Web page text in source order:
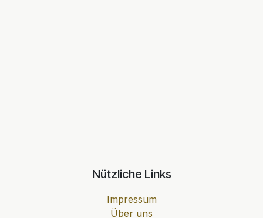
Nützliche Links
Impressum
Über uns